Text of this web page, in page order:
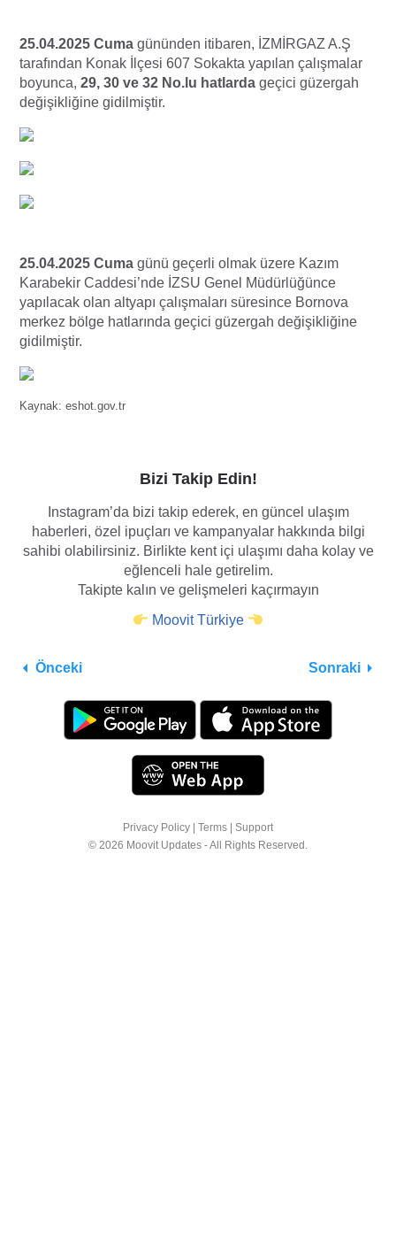
25.04.2025 Cuma gününden itibaren, İZMİRGAZ A.Ş
tarafından Konak İlçesi 607 Sokakta yapılan çalışmalar
boyunca, 29, 30 ve 32 No.lu hatlarda geçici güzergah
değişikliğine gidilmiştir.
25.04.2025 Cuma günü geçerli olmak üzere Kazım
Karabekir Caddesi’nde İZSU Genel Müdürlüğünce
yapılacak olan altyapı çalışmaları süresince Bornova
merkez bölge hatlarında geçici güzergah değişikliğine
gidilmiştir.
Kaynak: eshot.gov.tr
Bizi Takip Edin!
Instagram’da bizi takip ederek, en güncel ulaşım
haberleri, özel ipuçları ve kampanyalar hakkında bilgi
sahibi olabilirsiniz. Birlikte kent içi ulaşımı daha kolay ve
eğlenceli hale getirelim.
Takipte kalın ve gelişmeleri kaçırmayın
Moovit Türkiye
Önceki Sonraki
Privacy Policy Terms
Support
© 2026 Moovit Updates - All Rights Reserved.